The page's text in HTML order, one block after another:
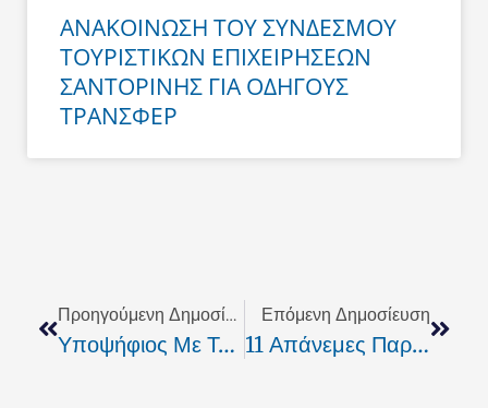
ΑΝΑΚΟΙΝΩΣΗ ΤΟΥ ΣΥΝΔΕΣΜΟΥ
ΤΟΥΡΙΣΤΙΚΩΝ ΕΠΙΧΕΙΡΗΣΕΩΝ
ΣΑΝΤΟΡΙΝΗΣ ΓΙΑ ΟΔΗΓΟΥΣ
ΤΡΑΝΣΦΕΡ
Προηγούμενη Δημοσίευση
Υποψήφιος Με Το ‘Σαντορινιό Όραμα” Ο Ανδρόνικος Πολυταρίδης
Επόμενη Δημοσίευση
11 Απάνεμες Παραλίες Στις Κυκλάδες – Το Καμάρι Ανάμεσά Τους